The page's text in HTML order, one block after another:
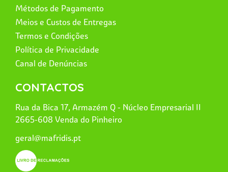
Métodos de Pagamento
Meios e Custos de Entregas
Termos e Condições
Política de Privacidade
Canal de Denúncias
CONTACTOS
Rua da Bica 17, Armazém Q - Núcleo Empresarial II
2665-608 Venda do Pinheiro
geral@mafridis.pt